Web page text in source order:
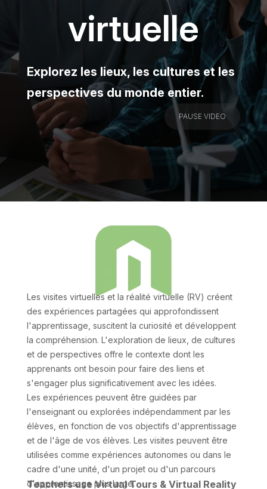
virtuelle
Explorez les lieux, les cultures et les
perspectives du monde entier.
PAUSE VIDEO
Les visites virtuelles et la réalité virtuelle (RV) créent
des expériences partagées qui approfondissent
l'apprentissage, suscitent la curiosité et développent
la compréhension. L'exploration de lieux, de cultures
et de perspectives offre le contexte dont les
apprenants ont besoin pour faire des liens et
s'engager plus significativement avec les idées.
Les expériences peuvent être guidées par
l'enseignant ou explorées indépendamment par les
élèves, en fonction de vos objectifs d'apprentissage
et de l'âge de vos élèves. Les visites peuvent être
utilisées comme expériences autonomes ou dans le
cadre d'une unité, d'un projet ou d'un parcours
d'apprentissage plus large.
Teachers use Virtual Tours & Virtual Reality